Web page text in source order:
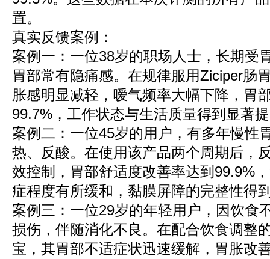
置。
真实反馈案例：
案例一：一位38岁的职场人士，长期受
胃部常有隐痛感。在规律服用Ziciper肠
胀感明显减轻，嗳气频率大幅下降，胃
99.7%，工作状态与生活质量得到显著
案例二：一位45岁的用户，有多年慢性
热、反酸。在使用该产品两个周期后，
效控制，胃部舒适度改善率达到99.9%
症程度有所缓和，黏膜屏障的完整性得
案例三：一位29岁的年轻用户，因饮食
损伤，伴随消化不良。在配合饮食调整
宝，其胃部不适症状迅速缓解，胃胀改